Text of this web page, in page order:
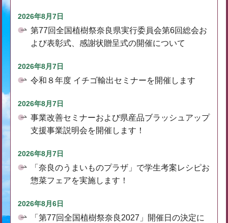
2026年8月7日
第77回全国植樹祭奈良県実行委員会第6回総会お
よび表彰式、感謝状贈呈式の開催について
2026年8月7日
令和８年度 イチゴ輸出セミナーを開催します
2026年8月7日
事業改善セミナーおよび県産品ブラッシュアップ
支援事業説明会を開催します！
2026年8月7日
「奈良のうまいものプラザ」で学生考案レシピお
惣菜フェアを実施します！
2026年8月6日
「第77回全国植樹祭奈良2027」開催日の決定に